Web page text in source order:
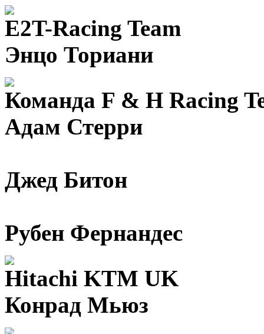
E2T-Racing Team
Энцо Ториани
Команда F & H Racing
Адам Стерри
Джед Битон
Рубен Фернандес
Hitachi KTM UK
Конрад Мьюз